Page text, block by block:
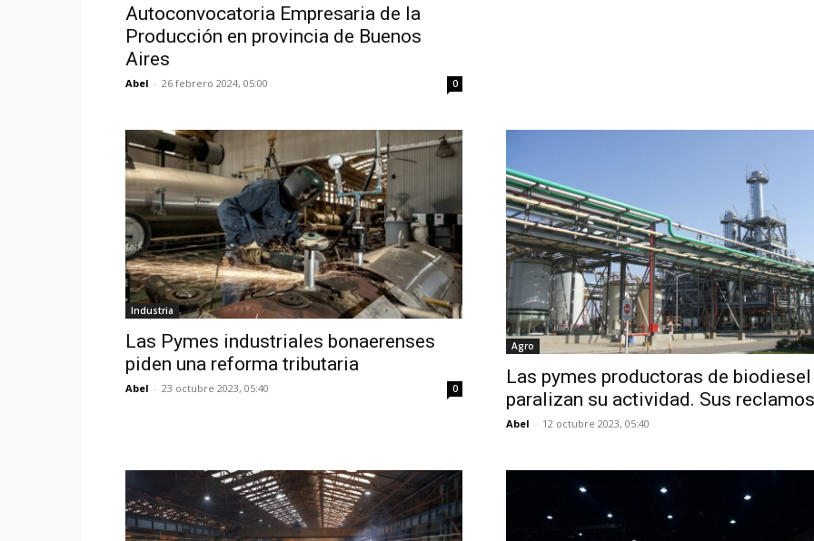
Autoconvocatoria Empresaria de la
Producción en provincia de Buenos
Aires
Abel - 26 febrero 2024, 05:00 0
Industria
Las Pymes industriales bonaerenses
piden una reforma tributaria
Abel - 23 octubre 2023, 05:40 0
Agro
Las pymes productoras de biodiesel
paralizan su actividad. Sus reclamos
Abel - 12 octubre 2023, 05:40